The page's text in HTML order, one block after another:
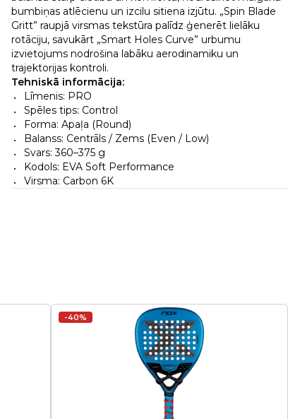
bumbiņas atlēcienu un izcilu sitiena izjūtu. „Spin Blade
Gritt” raupjā virsmas tekstūra palīdz ģenerēt lielāku
rotāciju, savukārt „Smart Holes Curve” urbumu
izvietojums nodrošina labāku aerodinamiku un
trajektorijas kontroli.
Tehniskā informācija:
Līmenis: PRO
Spēles tips: Control
Forma: Apaļa (Round)
Balanss: Centrāls / Zems (Even / Low)
Svars: 360–375 g
Kodols: EVA Soft Performance
Virsma: Carbon 6K
-40%